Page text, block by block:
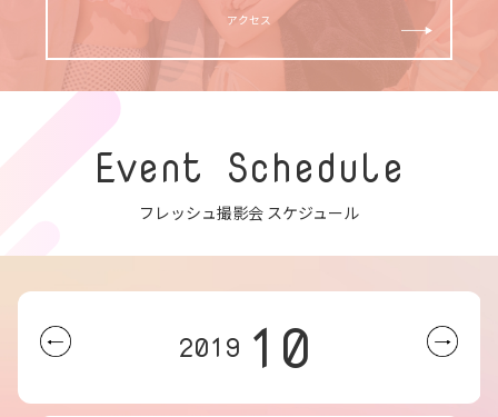
アクセス
Event Schedule
フレッシュ撮影会 スケジュール
2019 10